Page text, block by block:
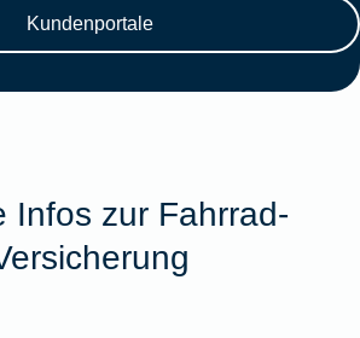
Kundenportale
Infos zur Fahrrad-